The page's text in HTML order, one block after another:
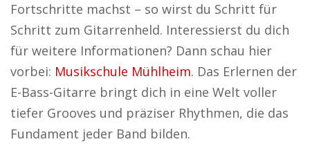
Fortschritte machst – so wirst du Schritt für
Schritt zum Gitarrenheld. Interessierst du dich
für weitere Informationen? Dann schau hier
vorbei: Musikschule Mühlheim. Das Erlernen der
E-Bass-Gitarre bringt dich in eine Welt voller
tiefer Grooves und präziser Rhythmen, die das
Fundament jeder Band bilden.